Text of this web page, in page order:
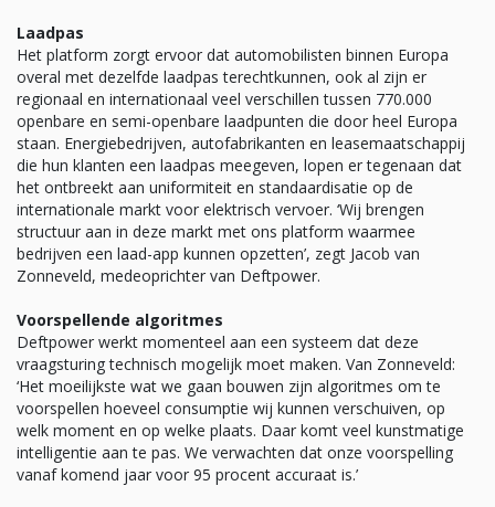
Laadpas
Het platform zorgt ervoor dat automobilisten binnen Europa
overal met dezelfde laadpas terechtkunnen, ook al zijn er
regionaal en internationaal veel verschillen tussen 770.000
openbare en semi-openbare laadpunten die door heel Europa
staan. Energiebedrijven, autofabrikanten en leasemaatschappij
die hun klanten een laadpas meegeven, lopen er tegenaan dat
het ontbreekt aan uniformiteit en standaardisatie op de
internationale markt voor elektrisch vervoer. ‘Wij brengen
structuur aan in deze markt met ons platform waarmee
bedrijven een laad-app kunnen opzetten’, zegt Jacob van
Zonneveld, medeoprichter van Deftpower.
Voorspellende algoritmes
Deftpower werkt momenteel aan een systeem dat deze
vraagsturing technisch mogelijk moet maken. Van Zonneveld:
‘Het moeilijkste wat we gaan bouwen zijn algoritmes om te
voorspellen hoeveel consumptie wij kunnen verschuiven, op
welk moment en op welke plaats. Daar komt veel kunstmatige
intelligentie aan te pas. We verwachten dat onze voorspelling
vanaf komend jaar voor 95 procent accuraat is.’